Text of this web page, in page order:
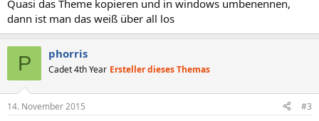
Quasi das Theme kopieren und in windows umbenennen,
dann ist man das weiß über all los
P phorris
Cadet 4th Year Ersteller dieses Themas
14. November 2015 #3